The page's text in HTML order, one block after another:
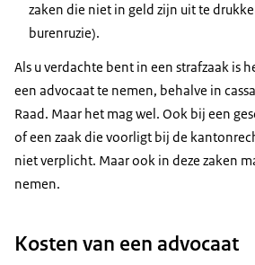
zaken die niet in geld zijn uit te
burenruzie).
Als u verdachte bent in een strafzaak is
een advocaat te nemen, behalve in
Raad. Maar het mag wel. Ook bij een
of een zaak die voorligt bij de
niet verplicht. Maar ook in deze zaken
nemen.
Kosten van een advocaat